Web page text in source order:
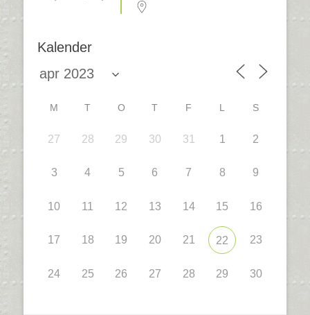
Kalender
M T O T F L S
27 28 29 30 31 1 2
3 4 5 6 7 8 9
10 11 12 13 14 15 16
17 18 19 20 21 22 23
24 25 26 27 28 29 30